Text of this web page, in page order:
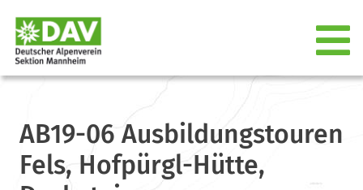
AB19-06 Ausbildungstouren
Fels, Hofpürgl-Hütte,